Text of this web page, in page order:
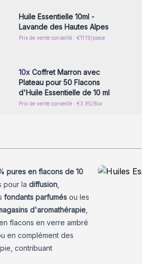
Huile Essentielle 10ml -
Lavande des Hautes Alpes
Prix de vente conseillé : €11.19/piece
Connectez-vous ou inscrivez-
10x Coffret Marron avec
Plateau pour 50 Flacons
d'Huile Essentielle de 10 ml
Prix de vente conseillé : €3.95/Box
pures en flacons de 10
pour la diffusion
fondants parfumés ou les
d'aromathérapie
flacons en verre ambré
en complément des
contribuant